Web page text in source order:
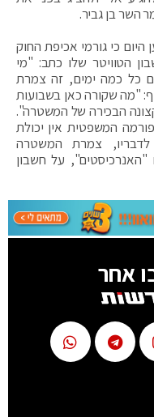
השר בן גביר.
כי גורמי אכיפת החוק
הטוויטר שלו כתב: "מי
כל כמה ימים, זה צמרת
"מה שקורה כאן בשבועות
הבכירה של המשטרה".
המשפטית אין יכולת
צמרת המשטרה
על חשבון
אחר